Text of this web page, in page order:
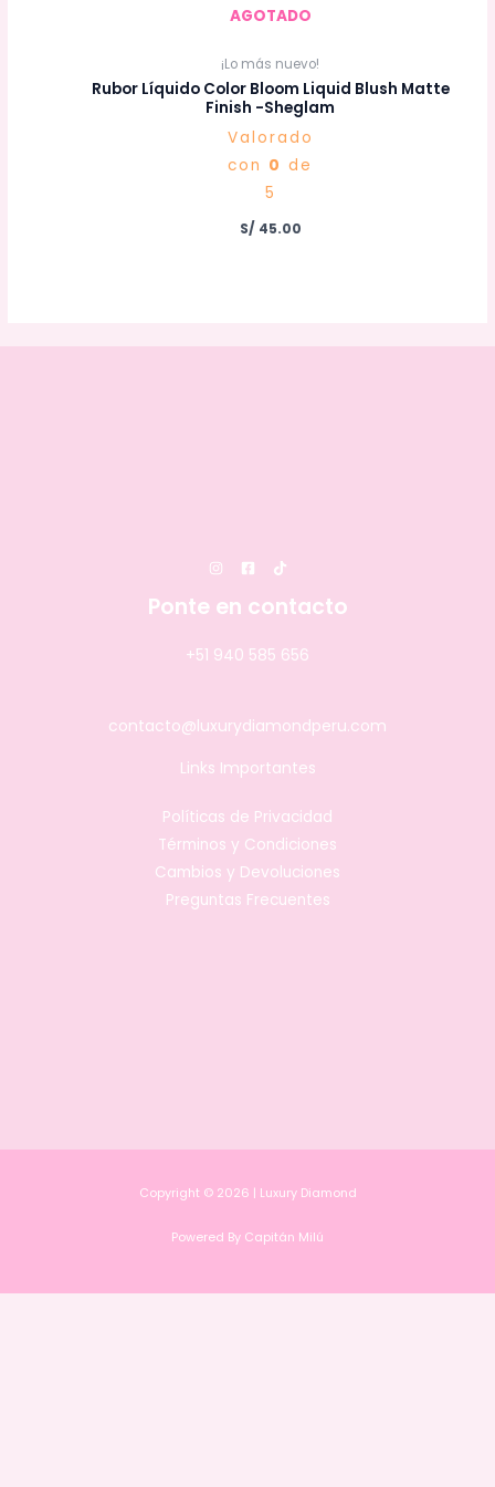
AGOTADO
¡Lo más nuevo!
Rubor Líquido Color Bloom Liquid Blush Matte
Finish -Sheglam
Valorado
con 0 de
5
S/ 45.00
Ponte en contacto
+51 940 585 656
contacto@luxurydiamondperu.com
Links Importantes
Políticas de Privacidad
Términos y Condiciones
Cambios y Devoluciones
Preguntas Frecuentes
Copyright © 2026 | Luxury Diamond
Powered By Capitán Milú